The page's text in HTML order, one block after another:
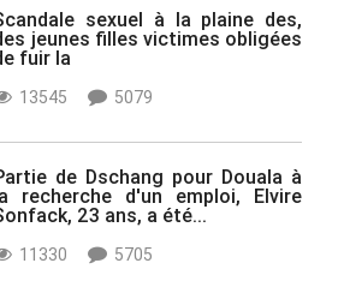
sexuel à la plaine des,
jeunes filles victimes obligées
fuir la
13545 5079
de Dschang pour Douala à
recherche d'un emploi, Elvire
23 ans, a été...
11330 5705